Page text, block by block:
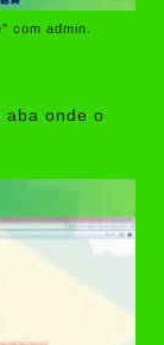
com admin.
aba onde o